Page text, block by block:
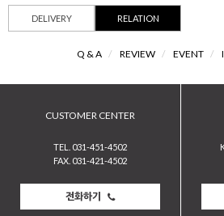
DELIVERY RELATION
Q & A / REVIEW / EVENT /
CUSTOMER CENTER
TEL. 031-451-4502
FAX. 031-421-4502
전화하기